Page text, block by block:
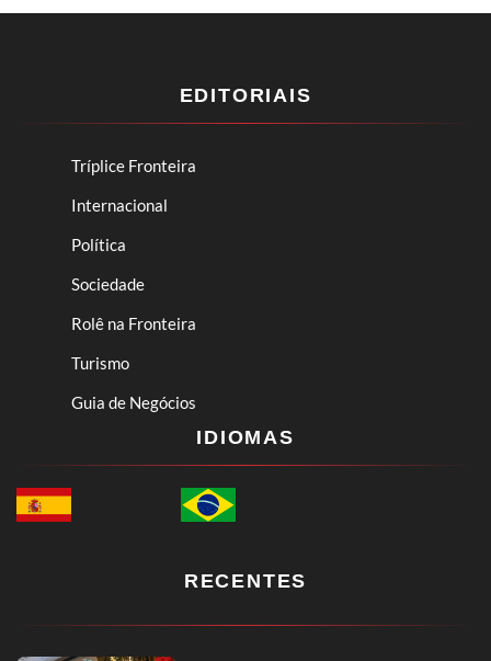
EDITORIAIS
Tríplice Fronteira
Internacional
Política
Sociedade
Rolê na Fronteira
Turismo
Guia de Negócios
IDIOMAS
RECENTES